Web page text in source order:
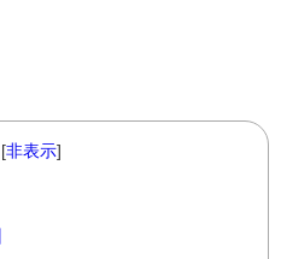
[非表示]